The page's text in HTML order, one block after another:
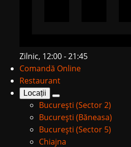
Zilnic, 12:00 - 21:45
Comandă Online
Restaurant
Locații
București (Sector 2)
București (Băneasa)
București (Sector 5)
Chiajna